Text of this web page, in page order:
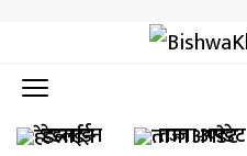
हेडलाईन ताजा अपडेट